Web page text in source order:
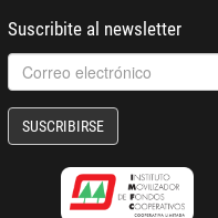
Suscribite al newsletter
SUSCRIBIRSE